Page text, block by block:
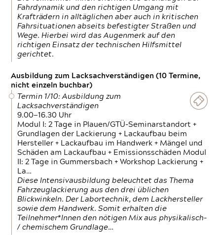
Fahrdynamik und den richtigen Umgang mit
Krafträdern in alltäglichen aber auch in kritischen
Fahrsituationen abseits befestigter Straßen und
Wege. Hierbei wird das Augenmerk auf den
richtigen Einsatz der technischen Hilfsmittel
gerichtet.
Ausbildung zum Lacksachverständigen (10 Termine,
nicht einzeln buchbar)
Termin 1/10: Ausbildung zum
Lacksachverständigen
9.00—16.30 Uhr
Modul I: 2 Tage in Plauen/GTÜ-Seminarstandort +
Grundlagen der Lackierung + Lackaufbau beim
Hersteller + Lackaufbau im Handwerk + Mängel und
Schäden am Lackaufbau + Emissionsschäden Modul
II: 2 Tage in Gummersbach + Workshop Lackierung +
La…
Diese Intensivausbildung beleuchtet das Thema
Fahrzeuglackierung aus den drei üblichen
Blickwinkeln. Der Labortechnik, dem Lackhersteller
sowie dem Handwerk. Somit erhalten die
Teilnehmer*Innen den nötigen Mix aus physikalisch-
/ chemischem Grundlage…